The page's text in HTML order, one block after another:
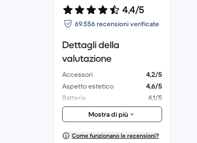
4,4/5
69.556 recensioni verificate
Dettagli della
valutazione
Accessori
4,2/5
Aspetto estetico
4,6/5
Batteria
4,1/5
Fotocamera e obiettivi
4,6/5
Prestazioni complessive
4,4/5
Confezione
4,4/5
Mostra di più
Come funzionano le recensioni?